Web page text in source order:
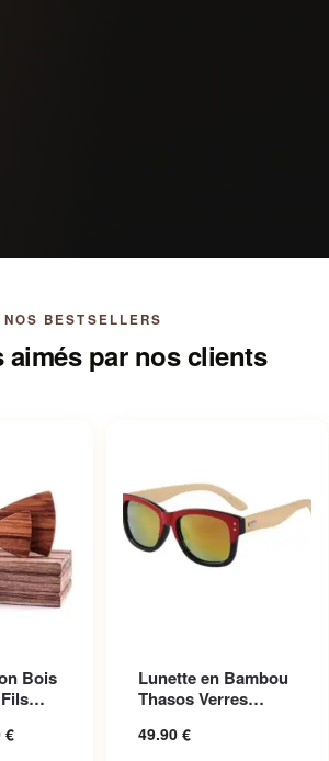
NOS BESTSELLERS
aimés par nos clients
Bois
€
Lunette en Bambou
Thasos Verres
49.90 €
variations. Les options
page du produit